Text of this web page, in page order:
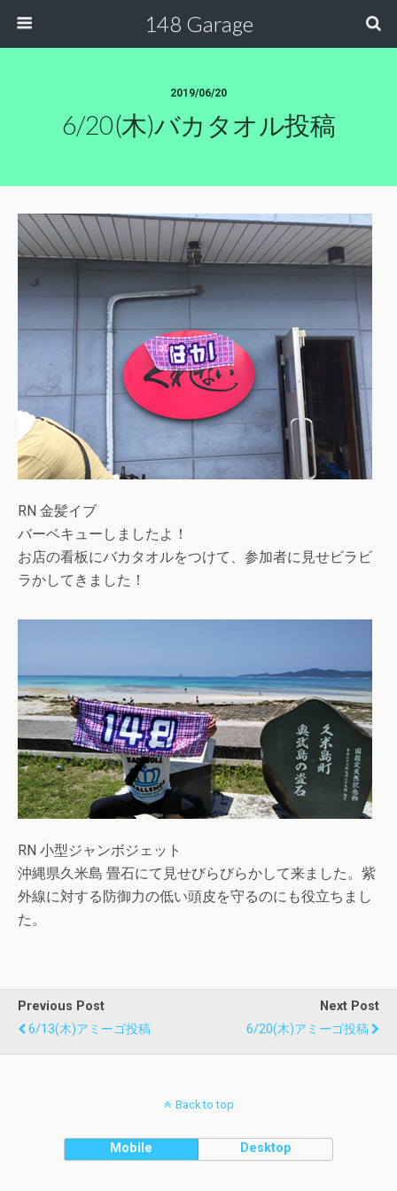
148 Garage
2019/06/20
6/20(木)バカタオル投稿
RN 金髪イブ
バーベキューしましたよ！
お店の看板にバカタオルをつけて、参加者に見せビラビ
ラかしてきました！
RN 小型ジャンボジェット
沖縄県久米島 畳石にて見せびらびらかして来ました。紫
外線に対する防御力の低い頭皮を守るのにも役立ちまし
た。
Previous Post
6/13(木)アミーゴ投稿
Next Post
6/20(木)アミーゴ投稿
Back to top
Mobile Desktop